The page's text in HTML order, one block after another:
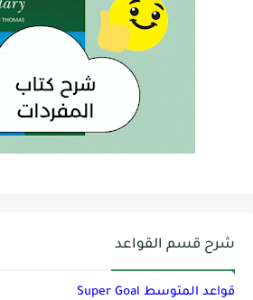
شرح قسم القواعد
قواعد المتوسط Super Goal